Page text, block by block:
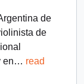
de
de
en… read